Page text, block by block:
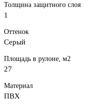
Толщина защитного слоя
1
Оттенок
Серый
Площадь в рулоне, м2
27
Материал
ПВХ